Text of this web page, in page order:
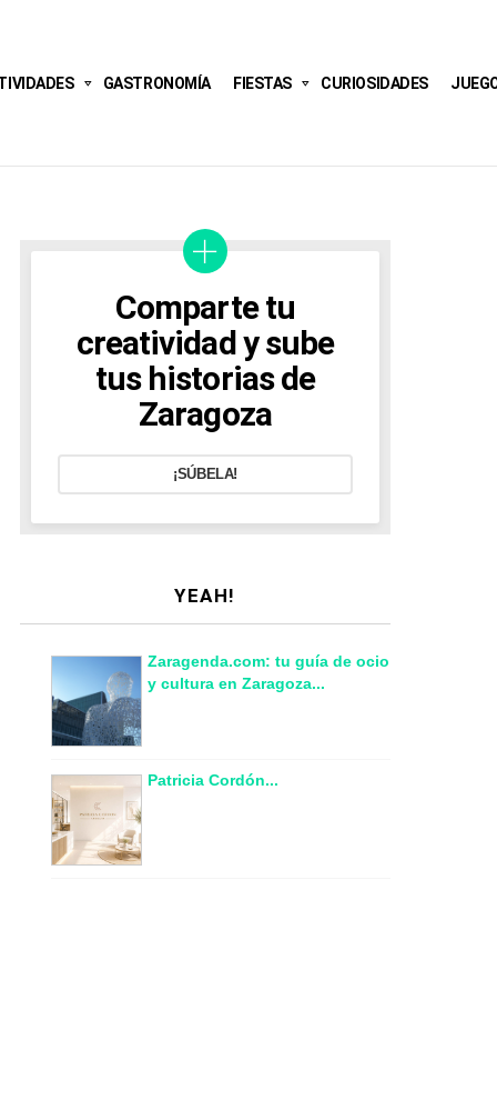
GASTRONOMÍA FIESTAS CURIOSIDADES
Comparte tu
creatividad y sube
tus historias de
Zaragoza
¡SÚBELA!
YEAH!
Zaragenda.com: tu guía de ocio
y cultura en Zaragoza...
Patricia Cordón...